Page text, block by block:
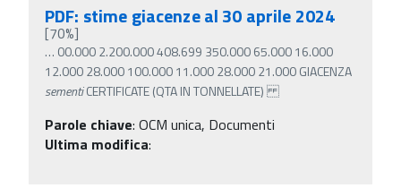
PDF: stime giacenze al 30 aprile 2024
[70%]
… 00.000 2.200.000 408.699 350.000 65.000 16.000
12.000 28.000 100.000 11.000 28.000 21.000 GIACENZA
sementiCERTIFICATE (QTA IN TONNELLATE)
Parole chiave: OCM unica, Documenti
Ultima modifica: